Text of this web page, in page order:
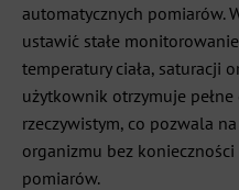
automatycznych pomiarów.
ustawić stałe
temperatury ciała, saturacji
użytkownik otrzymuje
rzeczywistym, co pozwala
organizmu bez
pomiarów.